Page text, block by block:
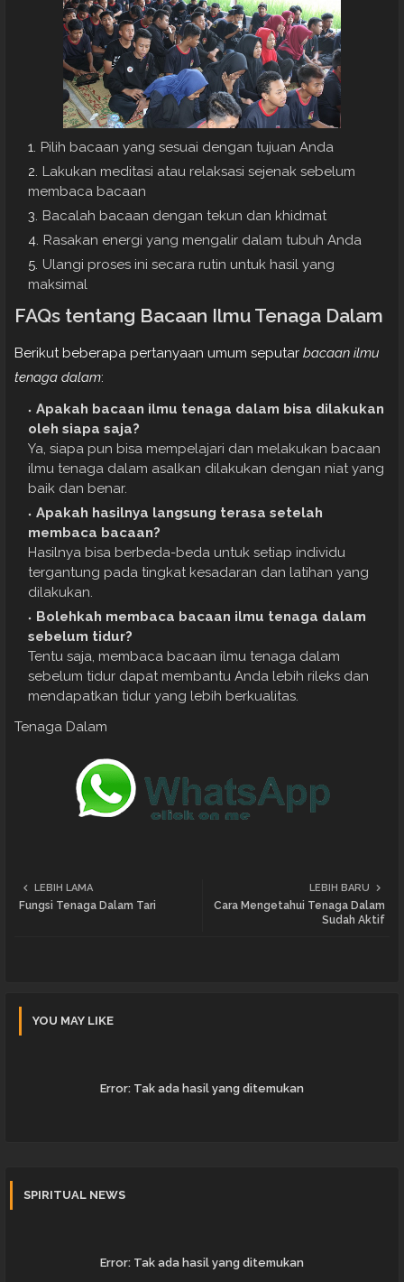
Pilih bacaan yang sesuai dengan tujuan Anda
Lakukan meditasi atau relaksasi sejenak sebelum
membaca bacaan
Bacalah bacaan dengan tekun dan khidmat
Rasakan energi yang mengalir dalam tubuh Anda
Ulangi proses ini secara rutin untuk hasil yang
maksimal
FAQs tentang Bacaan Ilmu Tenaga Dalam
Berikut beberapa pertanyaan umum seputar bacaan ilmu
tenaga dalam:
Apakah bacaan ilmu tenaga dalam bisa dilakukan
oleh siapa saja?
Ya, siapa pun bisa mempelajari dan melakukan bacaan
ilmu tenaga dalam asalkan dilakukan dengan niat yang
baik dan benar.
Apakah hasilnya langsung terasa setelah
membaca bacaan?
Hasilnya bisa berbeda-beda untuk setiap individu
tergantung pada tingkat kesadaran dan latihan yang
dilakukan.
Bolehkah membaca bacaan ilmu tenaga dalam
sebelum tidur?
Tentu saja, membaca bacaan ilmu tenaga dalam
sebelum tidur dapat membantu Anda lebih rileks dan
mendapatkan tidur yang lebih berkualitas.
Tenaga Dalam
LEBIH BARU
Cara Mengetahui Tenaga Dalam
Sudah Aktif
LEBIH LAMA
Fungsi Tenaga Dalam Tari
YOU MAY LIKE
Error: Tak ada hasil yang ditemukan
SPIRITUAL NEWS
Error: Tak ada hasil yang ditemukan